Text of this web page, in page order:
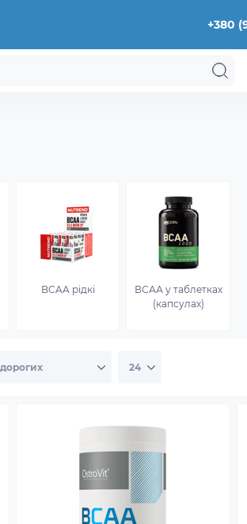
+380
BCAA рідкі
ВСАА у таблетках
(капсулах)